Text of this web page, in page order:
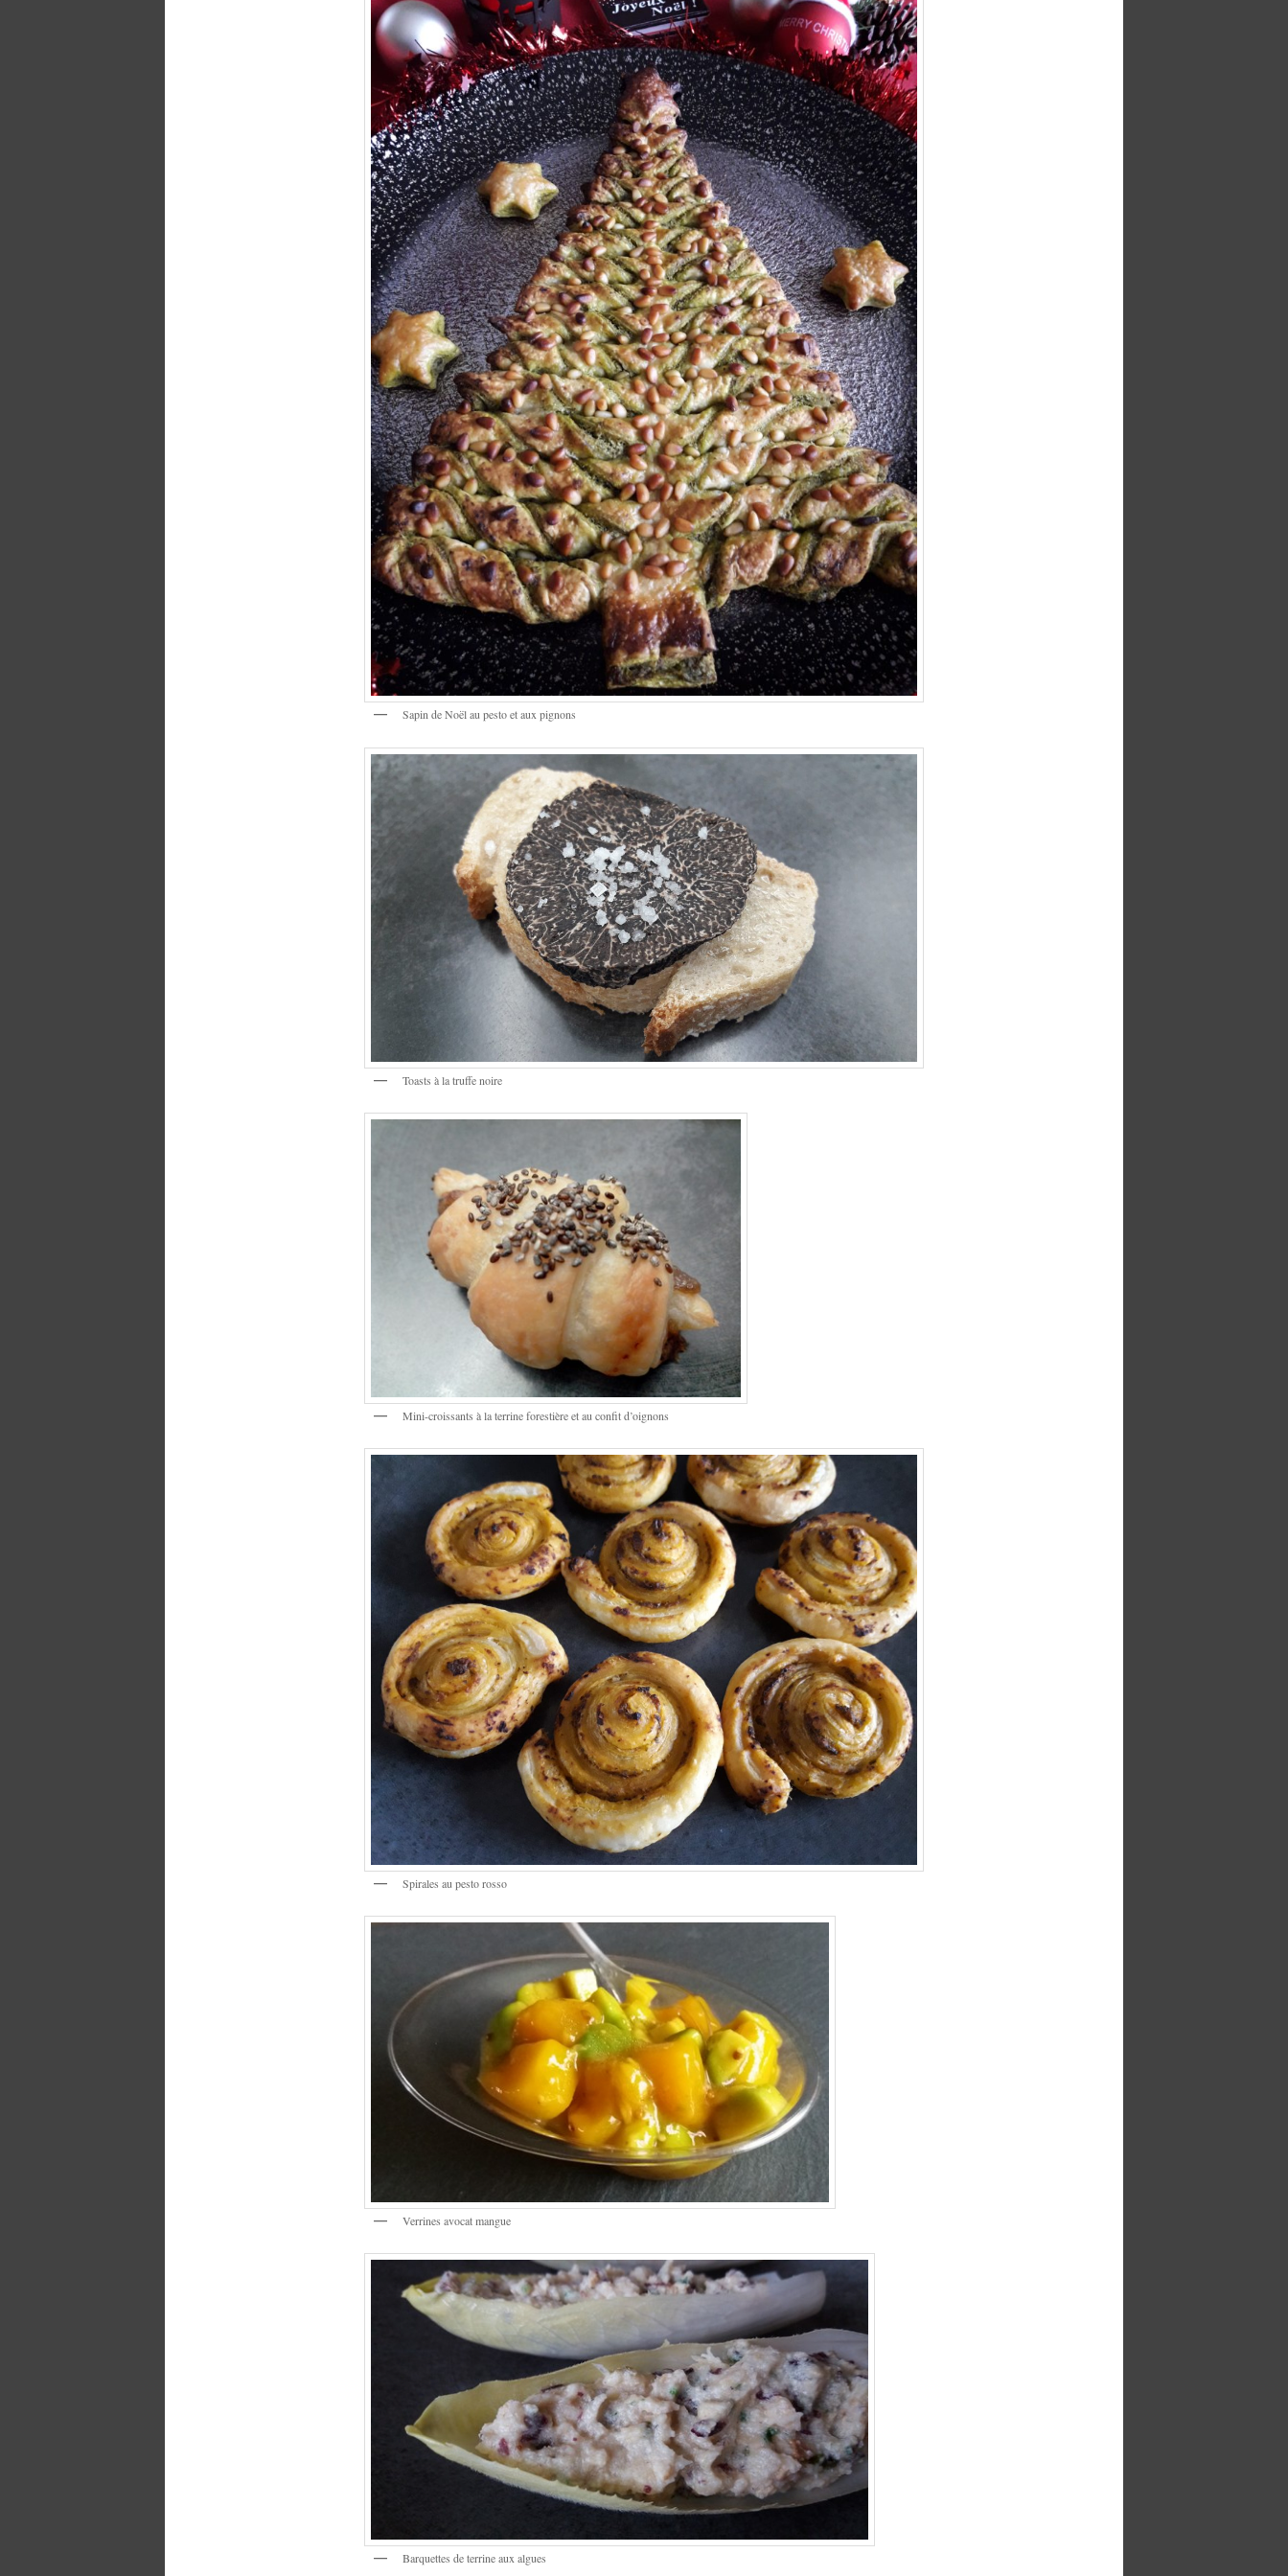
Sapin de Noël au pesto et aux pignons
Toasts à la truffe noire
Mini-croissants à la terrine forestière et au confit d’oignons
Spirales au pesto rosso
Verrines avocat mangue
Barquettes de terrine aux algues